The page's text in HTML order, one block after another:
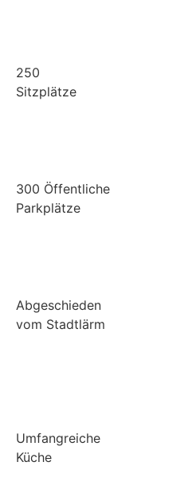
250
Sitzplätze
300 Öffentliche
Parkplätze
Abgeschieden
vom Stadtlärm
Umfangreiche
Küche